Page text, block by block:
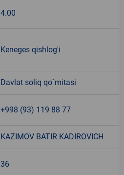
4.00
Keneges qishlog'i
Davlat soliq qo`mitasi
+998 (93) 119 88 77
KAZIMOV BATIR KADIROVICH
36